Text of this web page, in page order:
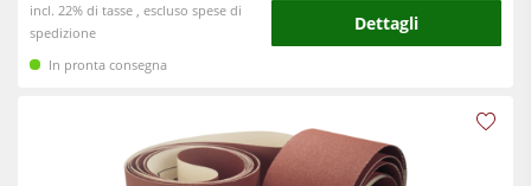
incl. 22% di tasse , escluso spese di
spedizione
Dettagli
In pronta consegna